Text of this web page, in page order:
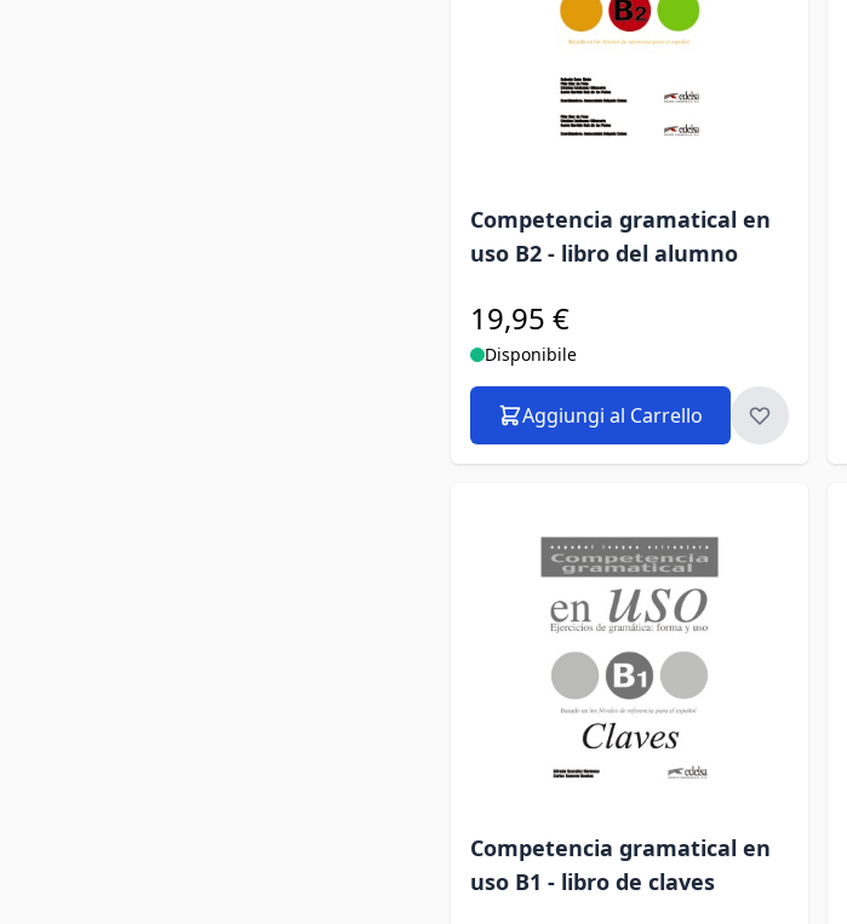
Competencia gramatical en
uso B2 - libro del alumno
19,95 €
Disponibile
Aggiungi al Carrello
Competencia gramatical en
uso B1 - libro de claves